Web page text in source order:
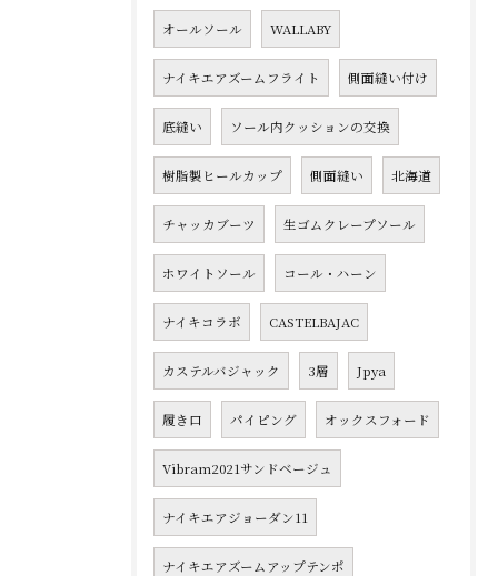
オールソール WALLABY
ナイキエアズームフライト 側面縫い付け
底縫い ソール内クッションの交換
樹脂製ヒールカップ 側面縫い 北海道
チャッカブーツ 生ゴムクレープソール
ホワイトソール コール・ハーン
ナイキコラボ CASTELBAJAC
カステルバジャック 3層 Jpya
履き口 パイピング オックスフォード
Vibram2021サンドベージュ
ナイキエアジョーダン11
ナイキエアズームアップテンポ